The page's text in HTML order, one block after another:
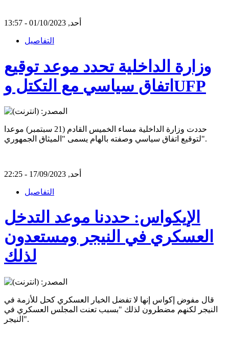
أحد, 01/10/2023 - 13:57
التفاصيل
وزارة الداخلية تحدد موعد توقيع
اتفاق سياسي مع التكتل وUFP
حددت وزارة الداخلية مساء الخميس القادم (21 سبتمبر) موعدا
لتوقيع اتفاق سياسي وصفته بالهام يسمى "الميثاق الجمهوري".
أحد, 17/09/2023 - 22:25
التفاصيل
الإيكواس: حددنا موعد التدخل
العسكري في النيجر ومستعدون
لذلك
قال مفوض إكواس إنها لا تفضل الخيار العسكري كحل للأزمة في
النيجر لكنهم مضطرون لذلك "بسبب تعنت المجلس العسكري في
النيجر".